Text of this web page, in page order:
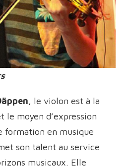
, le violon est à la
le moyen d’expression
formation en musique
son talent au service
musicaux. Elle